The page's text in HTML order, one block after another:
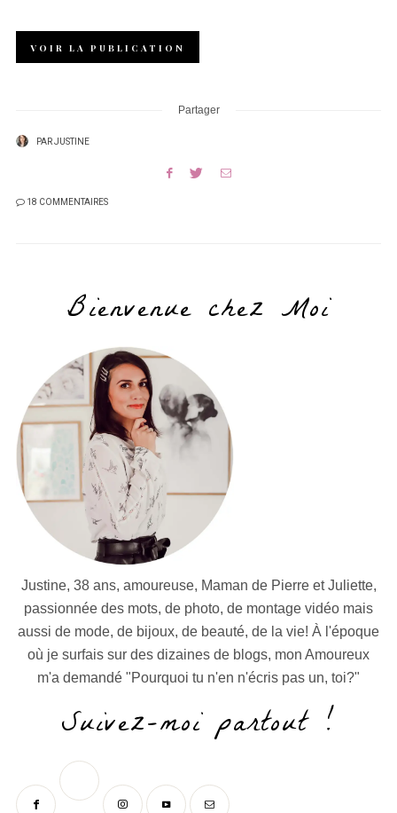
VOIR LA PUBLICATION
Partager
PARJUSTINE
18 COMMENTAIRES
Bienvenue chez Moi
Justine, 38 ans, amoureuse, Maman de Pierre et Juliette,
passionnée des mots, de photo, de montage vidéo mais
aussi de mode, de bijoux, de beauté, de la vie! À l'époque
où je surfais sur des dizaines de blogs, mon Amoureux
m'a demandé "Pourquoi tu n'en n'écris pas un, toi?"
Suivez-moi partout !